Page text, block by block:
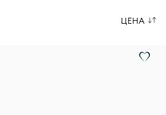
ЦЕНА